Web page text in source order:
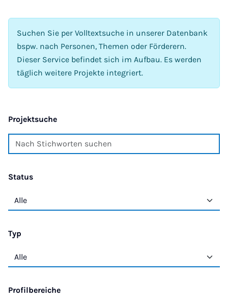
Suchen Sie per Volltextsuche in unserer Datenbank
bspw. nach Personen, Themen oder Förderern.
Dieser Service befindet sich im Aufbau. Es werden
täglich weitere Projekte integriert.
Projektsuche
Status
Typ
Profilbereiche